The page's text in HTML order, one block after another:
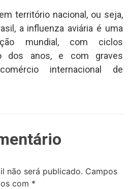
território nacional, ou seja,
a influenza aviária é uma
mundial, com ciclos
dos anos, e com graves
internacional de
não será publicado. Campos
com *